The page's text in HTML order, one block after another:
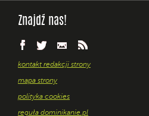
Znajdź nas!
kontakt redakcji strony
mapa strony
polityka cookies
reguła dominikanie.pl